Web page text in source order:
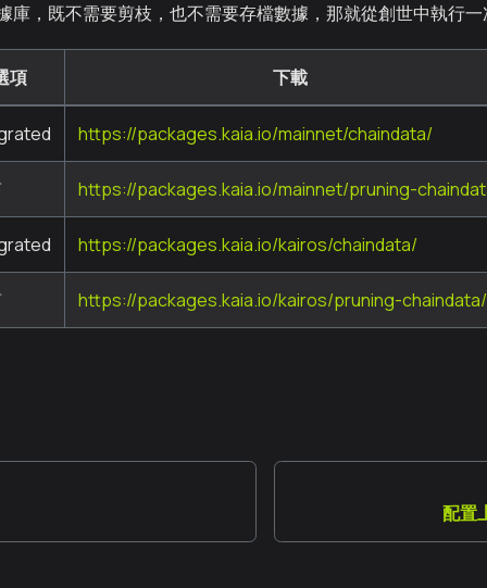
庫，既不需要剪枝，也不需要存檔數據，那就從創世中執行
項 下載
https://packages.kaia.io/mainnet/chaindata/
https://packages.kaia.io/mainnet/pruning-
https://packages.kaia.io/kairos/chaindata/
https://packages.kaia.io/kairos/pruning-chaindata/
配置